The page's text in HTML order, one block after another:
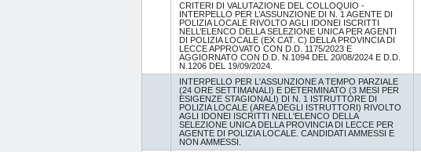
CRITERI DI VALUTAZIONE DEL COLLOQUIO -
INTERPELLO PER L’ASSUNZIONE DI N. 1 AGENTE DI
POLIZIA LOCALE RIVOLTO AGLI IDONEI ISCRITTI
NELL’ELENCO DELLA SELEZIONE UNICA PER AGENTI
DI POLIZIA LOCALE (EX CAT. C) DELLA PROVINCIA DI
LECCE APPROVATO CON D.D. 1175/2023 E
AGGIORNATO CON D.D. N.1094 DEL 20/08/2024 E D.D.
N.1206 DEL 19/09/2024.
INTERPELLO PER L'ASSUNZIONE A TEMPO PARZIALE
(24 ORE SETTIMANALI) E DETERMINATO (3 MESI PER
ESIGENZE STAGIONALI) DI N. 1 ISTRUTTORE DI
POLIZIA LOCALE (AREA DEGLI ISTRUTTORI) RIVOLTO
AGLI IDONEI ISCRITTI NELL'ELENCO DELLA
SELEZIONE UNICA DELLA PROVINCIA DI LECCE PER
AGENTE DI POLIZIA LOCALE. CANDIDATI AMMESSI E
NON AMMESSI.